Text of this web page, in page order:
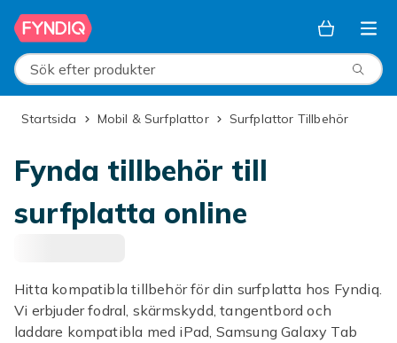
Hoppa till huvudinnehållet
Sök efter produkter
Startsida Mobil & Surfplattor Surfplattor Tillbehör
Fynda tillbehör till
surfplatta online
Hitta kompatibla tillbehör för din surfplatta hos Fyndiq.
Vi erbjuder fodral, skärmskydd, tangentbord och
laddare kompatibla med iPad, Samsung Galaxy Tab